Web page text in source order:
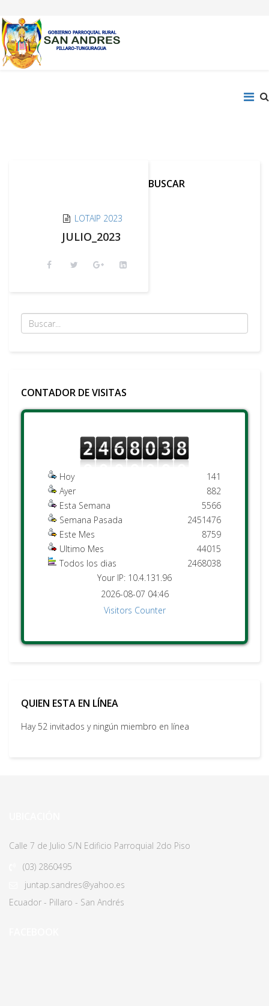
LOTAIP 2023
JULIO_2023
BUSCAR
CONTADOR DE VISITAS
Hoy
Ayer
Esta Semana
Semana Pasada
Este Mes
Ultimo Mes
Todos los dias
141
882
5566
2451476
8759
44015
2468038
Your IP: 10.4.131.96
2026-08-07 04:46
Visitors Counter
QUIEN ESTA EN LÍNEA
Hay 52 invitados y ningún miembro en línea
Calle 7 de Julio S/N Edificio Parroquial 2do Piso
(03) 2860495
juntap.sandres@yahoo.es
Ecuador - Pillaro - San Andrés